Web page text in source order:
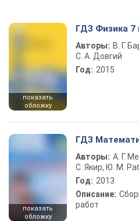
показать
обложку
ГДЗ Физика 7
Авторы: В. Г.
С. А. Довгий
Год: 2015
показать
обложку
ГДЗ
Авторы: А. Г.
С. Якир, Ю. М.
Год: 2013
Описание:
работ